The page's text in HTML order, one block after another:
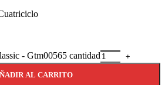
- Gtm00565 cantidad
AL CARRITO